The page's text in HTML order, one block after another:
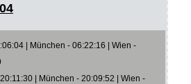
| München - 06:22:16 | Wien -
| München - 20:09:52 | Wien -